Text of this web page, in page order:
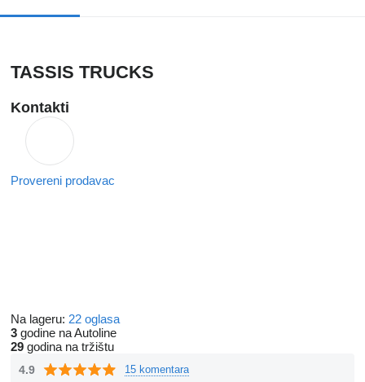
TASSIS TRUCKS
Kontakti
Provereni prodavac
Na lageru: 22 oglasa
3 godine na Autoline
29 godina na tržištu
4.9 15 komentara